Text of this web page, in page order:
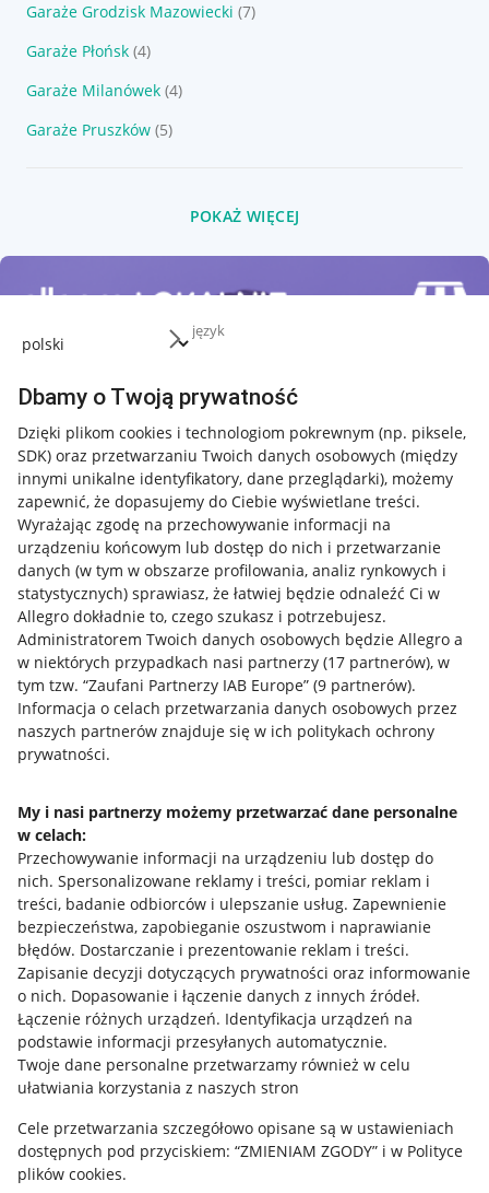
język
Dbamy o Twoją prywatność
Dzięki plikom cookies i technologiom pokrewnym (np. piksele,
SDK) oraz przetwarzaniu Twoich danych osobowych (między
innymi unikalne identyfikatory, dane przeglądarki), możemy
zapewnić, że dopasujemy do Ciebie wyświetlane treści.
Wyrażając zgodę na przechowywanie informacji na
urządzeniu końcowym lub dostęp do nich i przetwarzanie
danych (w tym w obszarze profilowania, analiz rynkowych i
statystycznych) sprawiasz, że łatwiej będzie odnaleźć Ci w
Allegro dokładnie to, czego szukasz i potrzebujesz.
Administratorem Twoich danych osobowych będzie Allegro a
w niektórych przypadkach nasi partnerzy (17 partnerów), w
tym tzw. “Zaufani Partnerzy IAB Europe” (9 partnerów).
Informacja o celach przetwarzania danych osobowych przez
naszych partnerów znajduje się w ich politykach ochrony
prywatności.
My i nasi partnerzy możemy przetwarzać dane personalne
w celach:
Przechowywanie informacji na urządzeniu lub dostęp do
nich. Spersonalizowane reklamy i treści, pomiar reklam i
treści, badanie odbiorców i ulepszanie usług. Zapewnienie
bezpieczeństwa, zapobieganie oszustwom i naprawianie
błędów. Dostarczanie i prezentowanie reklam i treści.
Zapisanie decyzji dotyczących prywatności oraz informowanie
o nich. Dopasowanie i łączenie danych z innych źródeł.
Łączenie różnych urządzeń. Identyfikacja urządzeń na
podstawie informacji przesyłanych automatycznie.
Twoje dane personalne przetwarzamy również w celu
ułatwiania korzystania z naszych stron
Cele przetwarzania szczegółowo opisane są w ustawieniach
dostępnych pod przyciskiem: “ZMIENIAM ZGODY” i w Polityce
plików cookies.
Garaże Grodzisk Mazowiecki (7)
Garaże Płońsk (4)
Garaże Milanówek (4)
Garaże Pruszków (5)
POKAŻ WIĘCEJ
Przydatne informacje
Jak to działa
Allegro Gadane dla sprzedających
Allegro Gadane dla kupujących
Mapa miejscowości
Informacje prawne
Regulamin
Polityka plików "cookies"
Ustawienia plików "cookies"
Udostępnianie lokalizacji
Informacje dla Aktu o Usługach Cyfrowych